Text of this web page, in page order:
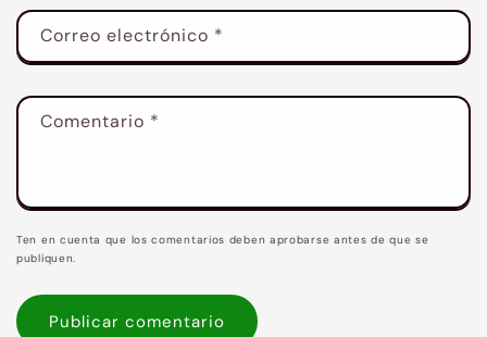
Correo electrónico *
Comentario *
Ten en cuenta que los comentarios deben aprobarse antes de que se
publiquen.